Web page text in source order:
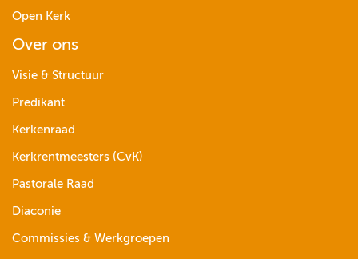
Open Kerk
Over ons
Visie & Structuur
Predikant
Kerkenraad
Kerkrentmeesters (CvK)
Pastorale Raad
Diaconie
Commissies & Werkgroepen